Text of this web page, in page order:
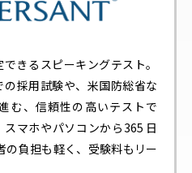
きるスピーキングテスト。
採用試験や、米国防総省な
む、信頼性の高いテストで
マホやパソコンから365 日
の負担も軽く、受験料もリー